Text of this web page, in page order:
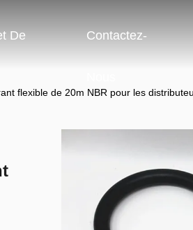
De Contactez-
flexible de 20m NBR pour les